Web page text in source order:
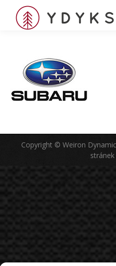
Copyright © Weiron
stránek